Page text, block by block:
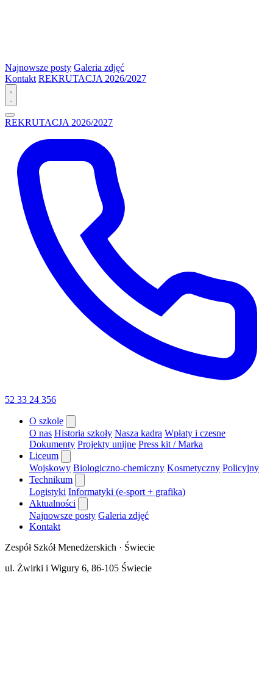
Najnowsze posty Galeria zdjęć
Kontakt REKRUTACJA 2026/2027
REKRUTACJA 2026/2027
52 33 24 356
O szkole
O nas Historia szkoły Nasza kadra Wpłaty i czesne
Dokumenty Projekty unijne Press kit / Marka
Liceum
Wojskowy Biologiczno-chemiczny Kosmetyczny Policyjny
Technikum
Logistyki Informatyki (e-sport + grafika)
Aktualności
Najnowsze posty Galeria zdjęć
Kontakt
Zespół Szkół Menedżerskich · Świecie
ul. Żwirki i Wigury 6, 86-105 Świecie